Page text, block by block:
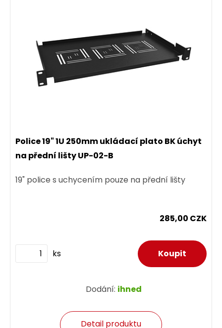
Police 19" 1U 250mm ukládací plato BK úchyt
na přední lišty UP-02-B
19" police s uchycením pouze na přední lišty
285,00 CZK
ks
Dodání: ihned
Detail produktu